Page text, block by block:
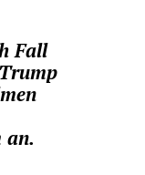
Fall
an.